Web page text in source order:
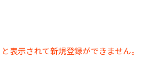
表示されて新規登録ができません。